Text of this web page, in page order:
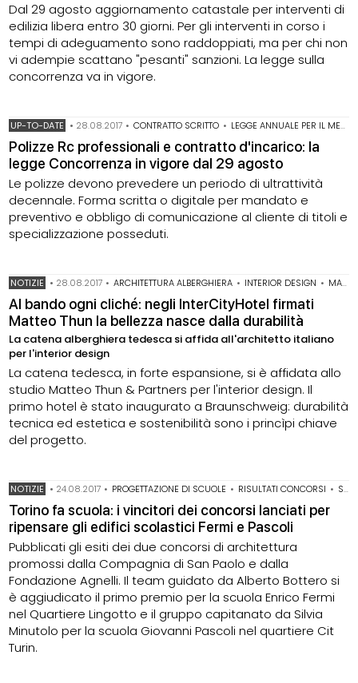
Dal 29 agosto aggiornamento catastale per interventi di
edilizia libera entro 30 giorni. Per gli interventi in corso i
tempi di adeguamento sono raddoppiati, ma per chi non
vi adempie scattano "pesanti" sanzioni. La legge sulla
concorrenza va in vigore.
UP-TO-DATE • 28.08.2017 • CONTRATTO SCRITTO • LEGGE ANNUALE PER IL MERCATO E LA CONCORRENZA
Polizze Rc professionali e contratto d'incarico: la
legge Concorrenza in vigore dal 29 agosto
Le polizze devono prevedere un periodo di ultrattività
decennale. Forma scritta o digitale per mandato e
preventivo e obbligo di comunicazione al cliente di titoli e
specializzazione posseduti.
NOTIZIE • 28.08.2017 • ARCHITETTURA ALBERGHIERA • INTERIOR DESIGN • MATTEO THUN & PARTNERS
Al bando ogni cliché: negli InterCityHotel firmati
Matteo Thun la bellezza nasce dalla durabilità
La catena alberghiera tedesca si affida all'architetto italiano
per l'interior design
La catena tedesca, in forte espansione, si è affidata allo
studio Matteo Thun & Partners per l'interior design. Il
primo hotel è stato inaugurato a Braunschweig: durabilità
tecnica ed estetica e sostenibilità sono i princìpi chiave
del progetto.
NOTIZIE • 24.08.2017 • PROGETTAZIONE DI SCUOLE • RISULTATI CONCORSI • SCUOLE INNOVATIVE
Torino fa scuola: i vincitori dei concorsi lanciati per
ripensare gli edifici scolastici Fermi e Pascoli
Pubblicati gli esiti dei due concorsi di architettura
promossi dalla Compagnia di San Paolo e dalla
Fondazione Agnelli. Il team guidato da Alberto Bottero si
è aggiudicato il primo premio per la scuola Enrico Fermi
nel Quartiere Lingotto e il gruppo capitanato da Silvia
Minutolo per la scuola Giovanni Pascoli nel quartiere Cit
Turin.